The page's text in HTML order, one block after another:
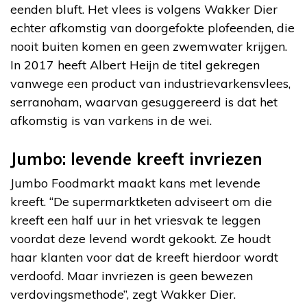
eenden bluft. Het vlees is volgens Wakker Dier
echter afkomstig van doorgefokte plofeenden, die
nooit buiten komen en geen zwemwater krijgen.
In 2017 heeft Albert Heijn de titel gekregen
vanwege een product van industrievarkensvlees,
serranoham, waarvan gesuggereerd is dat het
afkomstig is van varkens in de wei.
Jumbo: levende kreeft invriezen
Jumbo Foodmarkt maakt kans met levende
kreeft. “De supermarktketen adviseert om die
kreeft een half uur in het vriesvak te leggen
voordat deze levend wordt gekookt. Ze houdt
haar klanten voor dat de kreeft hierdoor wordt
verdoofd. Maar invriezen is geen bewezen
verdovingsmethode”, zegt Wakker Dier.